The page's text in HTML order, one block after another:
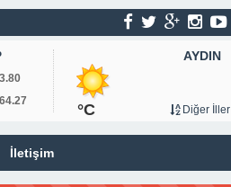
AYDIN
°C Diğer İller
İletişim